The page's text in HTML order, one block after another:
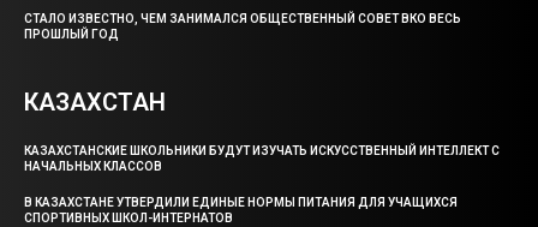
СТАЛО ИЗВЕСТНО, ЧЕМ ЗАНИМАЛСЯ ОБЩЕСТВЕННЫЙ СОВЕТ ВКО ВЕСЬ
ПРОШЛЫЙ ГОД
КАЗАХСТАН
КАЗАХСТАНСКИЕ ШКОЛЬНИКИ БУДУТ ИЗУЧАТЬ ИСКУССТВЕННЫЙ ИНТЕЛЛЕКТ С
НАЧАЛЬНЫХ КЛАССОВ
В КАЗАХСТАНЕ УТВЕРДИЛИ ЕДИНЫЕ НОРМЫ ПИТАНИЯ ДЛЯ УЧАЩИХСЯ
СПОРТИВНЫХ ШКОЛ-ИНТЕРНАТОВ